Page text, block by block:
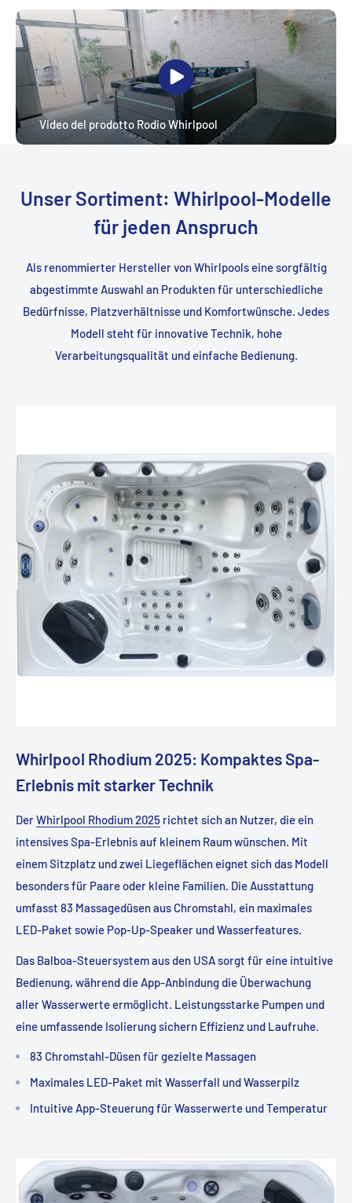
Video del prodotto Rodio Whirlpool
Unser Sortiment: Whirlpool-Modelle
für jeden Anspruch
Als renommierter Hersteller von Whirlpools eine sorgfältig
abgestimmte Auswahl an Produkten für unterschiedliche
Bedürfnisse, Platzverhältnisse und Komfortwünsche. Jedes
Modell steht für innovative Technik, hohe
Verarbeitungsqualität und einfache Bedienung.
Whirlpool Rhodium 2025: Kompaktes Spa-
Erlebnis mit starker Technik
DerWhirlpool Rhodium 2025 richtet sich an Nutzer, die ein
intensives Spa-Erlebnis auf kleinem Raum wünschen. Mit
einem Sitzplatz und zwei Liegeflächen eignet sich das Modell
besonders für Paare oder kleine Familien. Die Ausstattung
umfasst 83 Massagedüsen aus Chromstahl, ein maximales
LED-Paket sowie Pop-Up-Speaker und Wasserfeatures.
Das Balboa-Steuersystem aus den USA sorgt für eine intuitive
Bedienung, während die App-Anbindung die Überwachung
aller Wasserwerte ermöglicht. Leistungsstarke Pumpen und
eine umfassende Isolierung sichern Effizienz und Laufruhe.
83 Chromstahl-Düsen für gezielte Massagen
Maximales LED-Paket mit Wasserfall und Wasserpilz
Intuitive App-Steuerung für Wasserwerte und Temperatur